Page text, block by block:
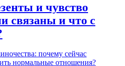
и чувство
связаны и что с